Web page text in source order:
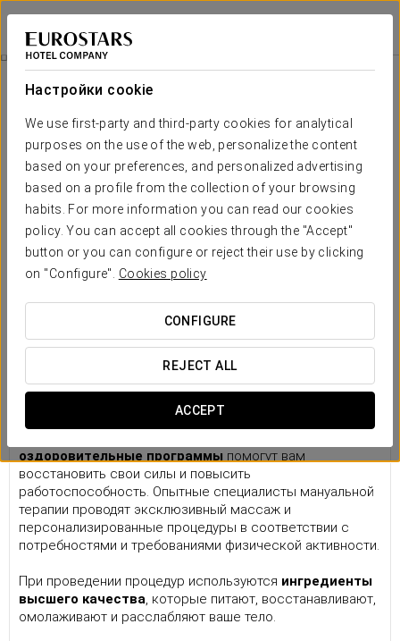
Настройки cookie
We use first-party and third-party cookies for analytical
purposes on the use of the web, personalize the content
based on your preferences, and personalized advertising
based on a profile from the collection of your browsing
habits. For more information you can read our cookies
policy. You can accept all cookies through the "Accept"
button or you can configure or reject their use by clicking
on "Configure". Cookies policy
CONFIGURE
REJECT ALL
ACCEPT
Eurostars Arenas de Pinto
МАДРИД - ПИНТО
Wellness
оздоровительные программы помогут вам
восстановить свои силы и повысить
работоспособность. Опытные специалисты мануальной
терапии проводят эксклюзивный массаж и
персонализированные процедуры в соответствии с
потребностями и требованиями физической активности.
При проведении процедур используются ингредиенты
высшего качества, которые питают, восстанавливают,
омолаживают и расслабляют ваше тело.